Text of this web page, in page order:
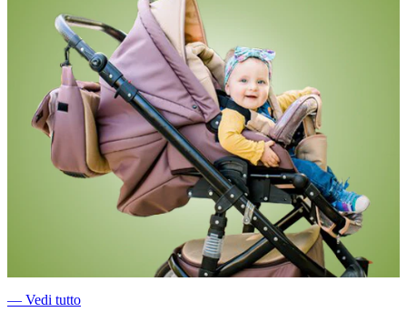
― Vedi tutto